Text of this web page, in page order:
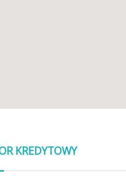
KREDYTOWY